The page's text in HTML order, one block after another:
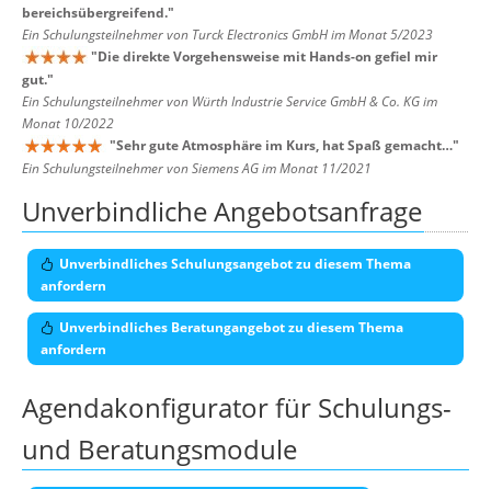
bereichsübergreifend."
Ein Schulungsteilnehmer von Turck Electronics GmbH im Monat 5/2023
"Die direkte Vorgehensweise mit Hands-on gefiel mir
gut."
Ein Schulungsteilnehmer von Würth Industrie Service GmbH & Co. KG im
Monat 10/2022
"Sehr gute Atmosphäre im Kurs, hat Spaß gemacht…"
Ein Schulungsteilnehmer von Siemens AG im Monat 11/2021
Unverbindliche Angebotsanfrage
Unverbindliches Schulungsangebot zu diesem Thema
anfordern
Unverbindliches Beratungangebot zu diesem Thema
anfordern
Agendakonfigurator für Schulungs-
und Beratungsmodule